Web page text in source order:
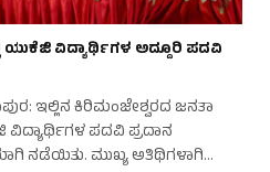
ಯುಕೆಜಿ ವಿದ್ಯಾರ್ಥಿಗಳ ಅದ್ದೂರಿ ಪದವಿ
ಇಲ್ಲಿನ ಕಿರಿಮಂಜೇಶ್ವರದ ಜನತಾ
ಪದವಿ ಪ್ರದಾನ
ನಡೆಯಿತು. ಮುಖ್ಯ ಅತಿಥಿಗಳಾಗಿ…